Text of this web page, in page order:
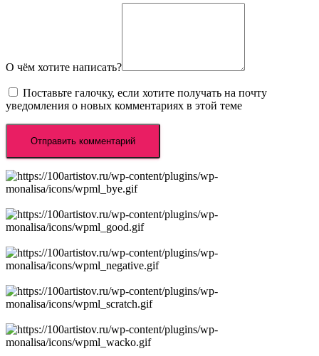
О чём хотите написать?
Поставьте галочку, если хотите получать на почту
уведомления о новых комментариях в этой теме